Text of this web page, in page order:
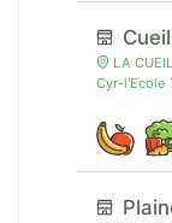
LA
Cyr-l'Ecole